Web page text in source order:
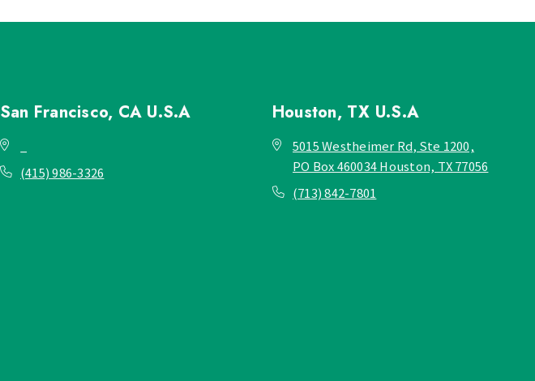
San Francisco, CA U.S.A
(415) 986-3326
Houston, TX U.S.A
5015 Westheimer Rd, Ste 1200,
PO Box 460034 Houston, TX 77056
(713) 842-7801